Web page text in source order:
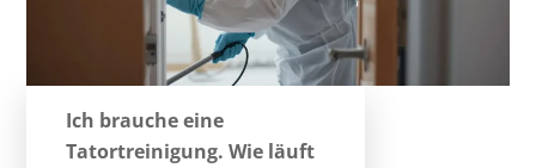
Ich brauche eine
Tatortreinigung. Wie läuft